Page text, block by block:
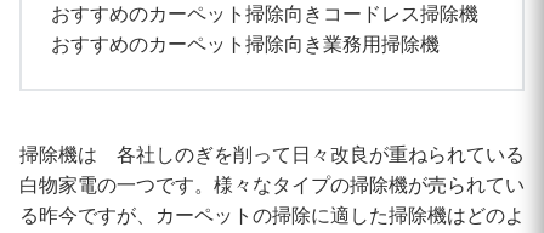
おすすめのカーペット掃除向きコードレス掃除機
おすすめのカーペット掃除向き業務用掃除機
掃除機は 各社しのぎを削って日々改良が重ねられている
白物家電の一つです。様々なタイプの掃除機が売られてい
る昨今ですが、カーペットの掃除に適した掃除機はどのよ